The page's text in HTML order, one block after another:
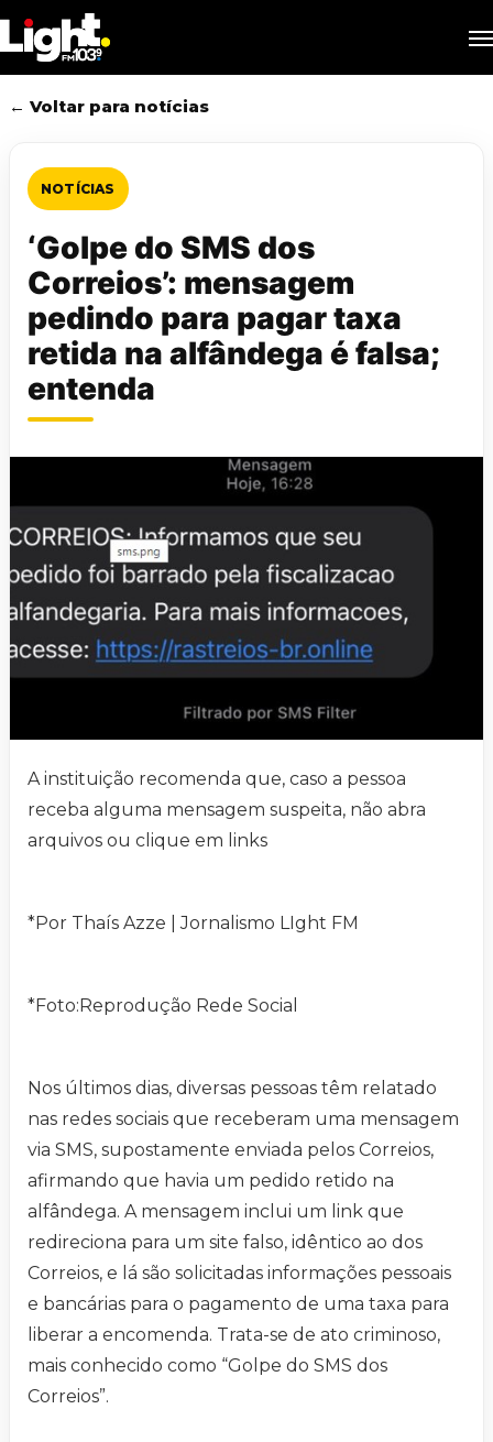
to
main
content
← Voltar para notícias
NOTÍCIAS
‘Golpe do SMS dos
Correios’: mensagem
pedindo para pagar taxa
retida na alfândega é falsa;
entenda
A instituição recomenda que, caso a pessoa
receba alguma mensagem suspeita, não abra
arquivos ou clique em links
*Por Thaís Azze | Jornalismo LIght FM
*Foto:Reprodução Rede Social
Nos últimos dias, diversas pessoas têm relatado
nas redes sociais que receberam uma mensagem
via SMS, supostamente enviada pelos Correios,
afirmando que havia um pedido retido na
alfândega. A mensagem inclui um link que
redireciona para um site falso, idêntico ao dos
Correios, e lá são solicitadas informações pessoais
e bancárias para o pagamento de uma taxa para
liberar a encomenda. Trata-se de ato criminoso,
mais conhecido como “Golpe do SMS dos
Correios”.